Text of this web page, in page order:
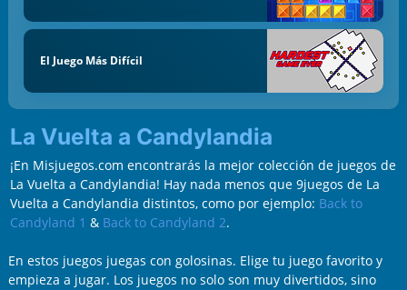
El Juego Más Difícil
La Vuelta a Candylandia
¡En Misjuegos.com encontrarás la mejor colección de juegos de
La Vuelta a Candylandia! Hay nada menos que 9juegos de La
Vuelta a Candylandia distintos, como por ejemplo: Back to
Candyland 1 & Back to Candyland 2.
En estos juegos juegas con golosinas. Elige tu juego favorito y
empieza a jugar. Los juegos no solo son muy divertidos, sino